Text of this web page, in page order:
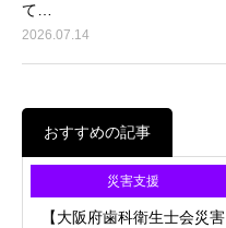
て…
2026.07.14
おすすめの記事
災害支援
【大阪府歯科衛生士会災害